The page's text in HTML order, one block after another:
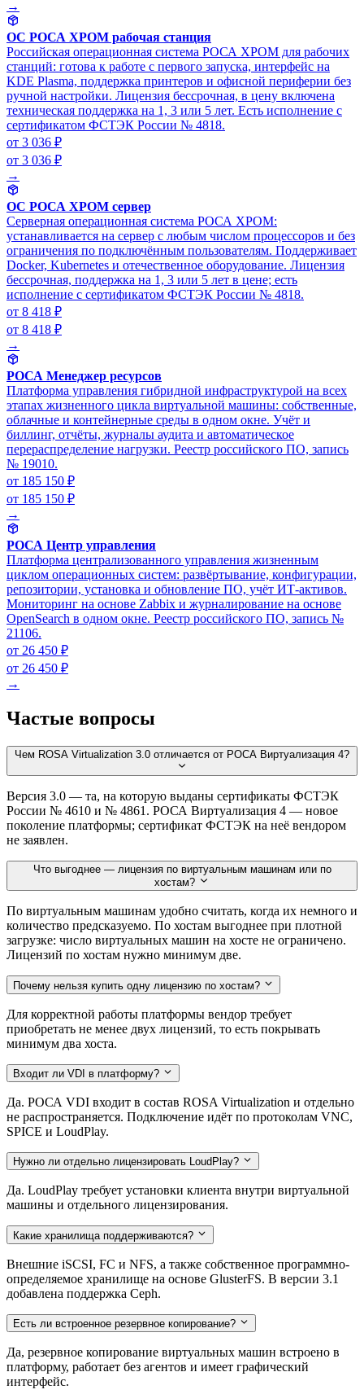
→
ОС РОСА ХРОМ рабочая станция
Российская операционная система РОСА ХРОМ для рабочих
станций: готова к работе с первого запуска, интерфейс на
KDE Plasma, поддержка принтеров и офисной периферии без
ручной настройки. Лицензия бессрочная, в цену включена
техническая поддержка на 1, 3 или 5 лет. Есть исполнение с
сертификатом ФСТЭК России № 4818.
от 3 036 ₽
от 3 036 ₽
→
ОС РОСА ХРОМ сервер
Серверная операционная система РОСА ХРОМ:
устанавливается на сервер с любым числом процессоров и без
ограничения по подключённым пользователям. Поддерживает
Docker, Kubernetes и отечественное оборудование. Лицензия
бессрочная, поддержка на 1, 3 или 5 лет в цене; есть
исполнение с сертификатом ФСТЭК России № 4818.
от 8 418 ₽
от 8 418 ₽
→
РОСА Менеджер ресурсов
Платформа управления гибридной инфраструктурой на всех
этапах жизненного цикла виртуальной машины: собственные,
облачные и контейнерные среды в одном окне. Учёт и
биллинг, отчёты, журналы аудита и автоматическое
перераспределение нагрузки. Реестр российского ПО, запись
№ 19010.
от 185 150 ₽
от 185 150 ₽
→
РОСА Центр управления
Платформа централизованного управления жизненным
циклом операционных систем: развёртывание, конфигурации,
репозитории, установка и обновление ПО, учёт ИТ-активов.
Мониторинг на основе Zabbix и журналирование на основе
OpenSearch в одном окне. Реестр российского ПО, запись №
21106.
от 26 450 ₽
от 26 450 ₽
→
Частые вопросы
Чем ROSA Virtualization 3.0 отличается от РОСА Виртуализация 4?
Версия 3.0 — та, на которую выданы сертификаты ФСТЭК
России № 4610 и № 4861. РОСА Виртуализация 4 — новое
поколение платформы; сертификат ФСТЭК на неё вендором
не заявлен.
Что выгоднее — лицензия по виртуальным машинам или по
хостам?
По виртуальным машинам удобно считать, когда их немного и
количество предсказуемо. По хостам выгоднее при плотной
загрузке: число виртуальных машин на хосте не ограничено.
Лицензий по хостам нужно минимум две.
Почему нельзя купить одну лицензию по хостам?
Для корректной работы платформы вендор требует
приобретать не менее двух лицензий, то есть покрывать
минимум два хоста.
Входит ли VDI в платформу?
Да. РОСА VDI входит в состав ROSA Virtualization и отдельно
не распространяется. Подключение идёт по протоколам VNC,
SPICE и LoudPlay.
Нужно ли отдельно лицензировать LoudPlay?
Да. LoudPlay требует установки клиента внутри виртуальной
машины и отдельного лицензирования.
Какие хранилища поддерживаются?
Внешние iSCSI, FC и NFS, а также собственное программно-
определяемое хранилище на основе GlusterFS. В версии 3.1
добавлена поддержка Ceph.
Есть ли встроенное резервное копирование?
Да, резервное копирование виртуальных машин встроено в
платформу, работает без агентов и имеет графический
интерфейс.